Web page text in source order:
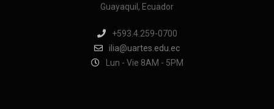
Guayaquil, Ecuador
+593.4.259-0700
ilia@uartes.edu.ec
Lun - Vie 8AM - 5PM